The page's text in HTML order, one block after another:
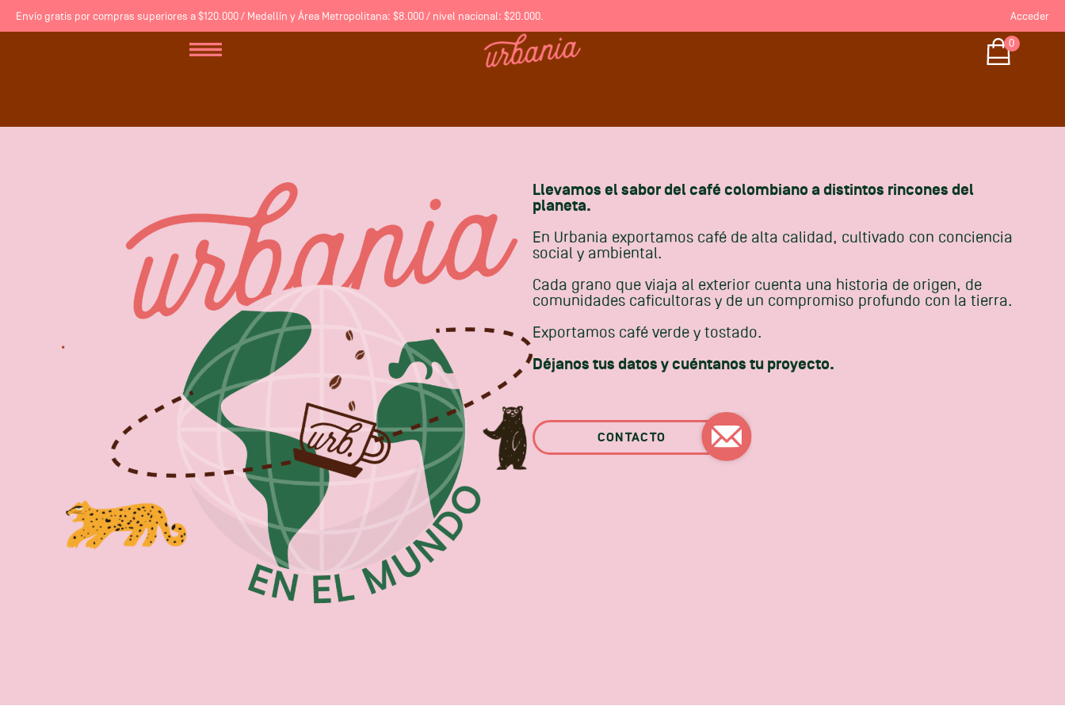
Envío gratis por compras superiores a $120.000 / Medellín y Área Metropolitana: $8.000 / nivel nacional: $20.000. Acceder
0
Llevamos el sabor del café colombiano a distintos rincones del
planeta.
En Urbania exportamos café de alta calidad, cultivado con conciencia
social y ambiental.
Cada grano que viaja al exterior cuenta una historia de origen, de
comunidades caficultoras y de un compromiso profundo con la tierra.
Exportamos café verde y tostado.
Déjanos tus datos y cuéntanos tu proyecto.
CONTACTO